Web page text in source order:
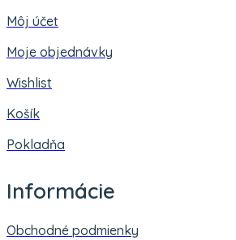
Môj účet
Moje objednávky
Wishlist
Košík
Pokladňa
Informácie
Obchodné podmienky